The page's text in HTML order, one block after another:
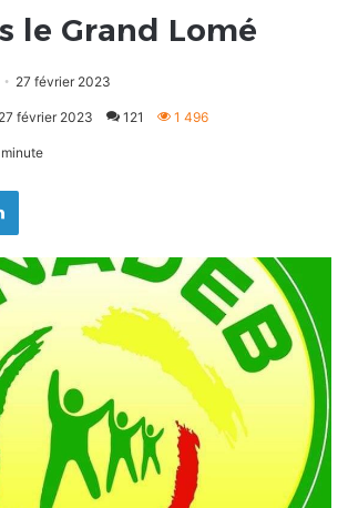
le Grand Lomé
27 février 2023
février 2023 121 1 496
Linkedin